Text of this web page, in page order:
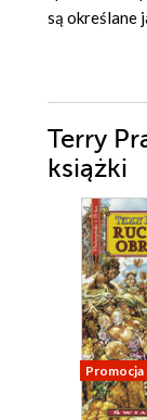
są określane
Terry
książki
Promocja